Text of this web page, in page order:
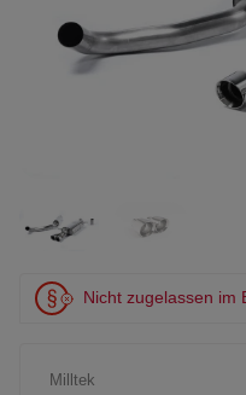
Nicht zugelassen im
Milltek